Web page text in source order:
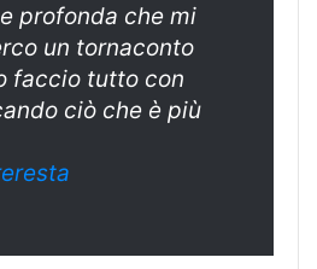
profonda che mi
un tornaconto
faccio tutto con
ciò che è più